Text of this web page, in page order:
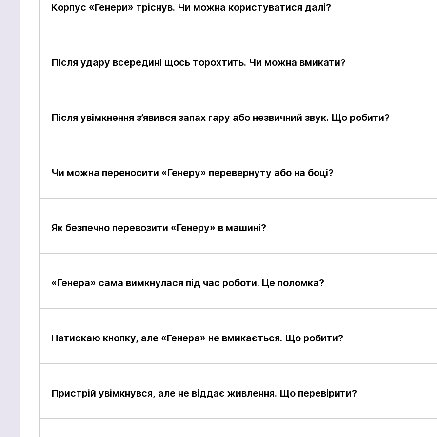
Корпус «Генери» тріснув. Чи можна користуватися далі?
Після удару всередині щось торохтить. Чи можна вмикати?
Після увімкнення з’явився запах гару або незвичний звук. Що робити?
Чи можна переносити «Генеру» перевернуту або на боці?
Як безпечно перевозити «Генеру» в машині?
«Генера» сама вимкнулася під час роботи. Це поломка?
Натискаю кнопку, але «Генера» не вмикається. Що робити?
Пристрій увімкнувся, але не віддає живлення. Що перевірити?